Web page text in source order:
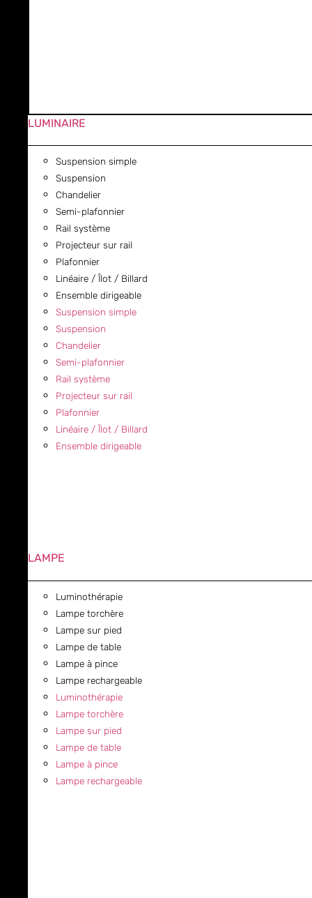
LUMINAIRE
Suspension simple
Suspension
Chandelier
Semi-plafonnier
Rail système
Projecteur sur rail
Plafonnier
Linéaire / Îlot / Billard
Ensemble dirigeable
Suspension simple
Suspension
Chandelier
Semi-plafonnier
Rail système
Projecteur sur rail
Plafonnier
Linéaire / Îlot / Billard
Ensemble dirigeable
LAMPE
Luminothérapie
Lampe torchère
Lampe sur pied
Lampe de table
Lampe à pince
Lampe rechargeable
Luminothérapie
Lampe torchère
Lampe sur pied
Lampe de table
Lampe à pince
Lampe rechargeable